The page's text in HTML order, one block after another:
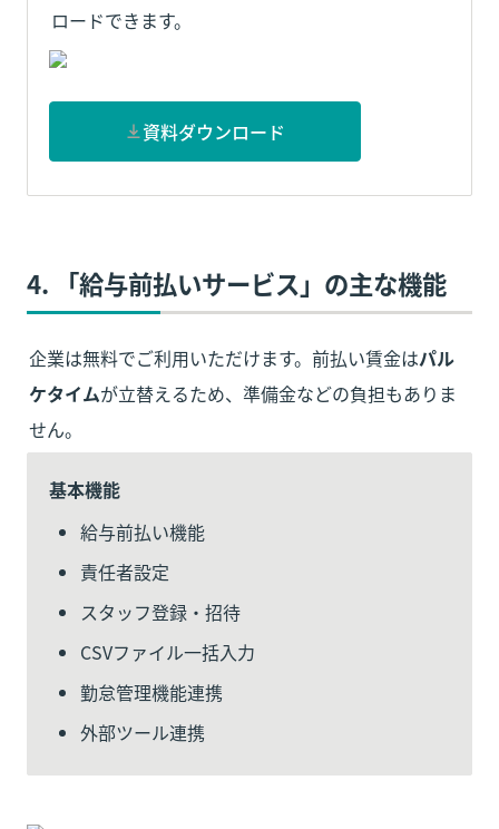
ロードできます。
資料ダウンロード
4. 「給与前払いサービス」 の主な機能
企業は無料でご利用いただけます。前払い賃金はパル
ケタイムが立替えるため、準備金などの負担もありま
せん。
基本機能
給与前払い機能
責任者設定
スタッフ登録・招待
CSVファイル一括入力
勤怠管理機能連携
外部ツール連携